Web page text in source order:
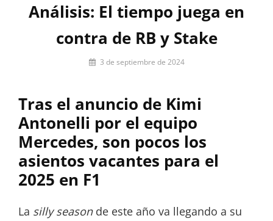
Análisis: El tiempo juega en
contra de RB y Stake
Por 3 de septiembre de 2024
Tras el anuncio de Kimi
Antonelli por el equipo
Mercedes, son pocos los
asientos vacantes para el
2025 en F1
La silly seasonde este año va llegando a su